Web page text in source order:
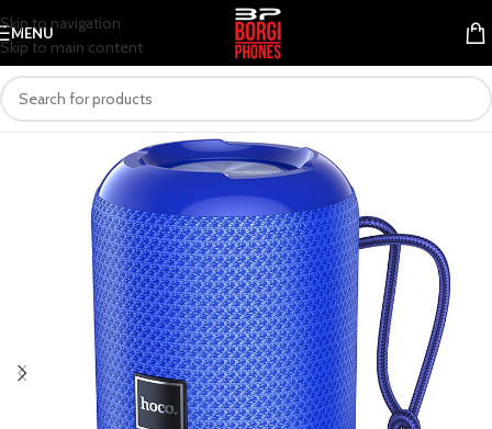
Skip to navigation
Skip to main content
MENU